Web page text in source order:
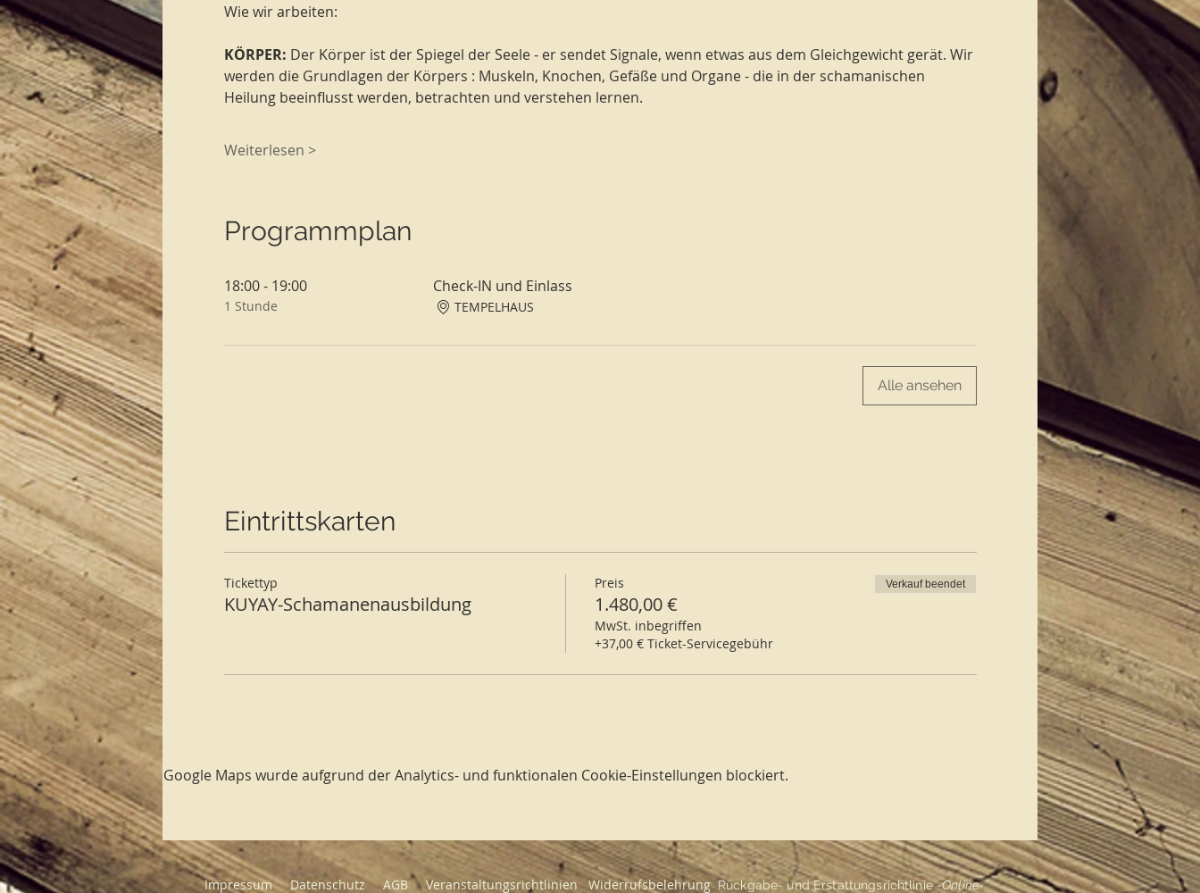
Wie wir arbeiten:
KÖRPER: Der Körper ist der Spiegel der Seele - er sendet Signale, wenn etwas aus dem Gleichgewicht gerät. Wir
werden die Grundlagen der Körpers : Muskeln, Knochen, Gefäße und Organe - die in der schamanischen
Heilung beeinflusst werden, betrachten und verstehen lernen.
Weiterlesen >
Programmplan
18:00 - 19:00
1 Stunde
Check-IN und Einlass
TEMPELHAUS
Alle ansehen
Eintrittskarten
Tickettyp
KUYAY-Schamanenausbildung
Preis
1.480,00 €
MwSt. inbegriffen
+37,00 € Ticket-Servicegebühr
Verkauf beendet
Google Maps wurde aufgrund der Analytics- und funktionalen Cookie-Einstellungen blockiert.
Impressum Datenschutz AGB Veranstaltungsrichtlinien Widerrufsbelehrung Rückgabe- und Erstattungsrichtlinie-Online-